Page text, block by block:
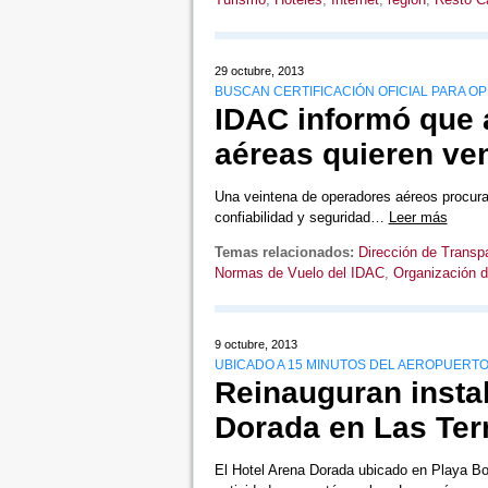
29 octubre, 2013
BUSCAN CERTIFICACIÓN OFICIAL PARA
IDAC informó que
aéreas quieren
Una veintena de operadores aéreos
confiabilidad y seguridad… Leer más
Temas relacionados: Dirección de
Normas de Vuelo del IDAC, Organización
9 octubre, 2013
UBICADO A 15 MINUTOS DEL
Reinauguran
Dorada en Las
El Hotel Arena Dorada ubicado en Playa